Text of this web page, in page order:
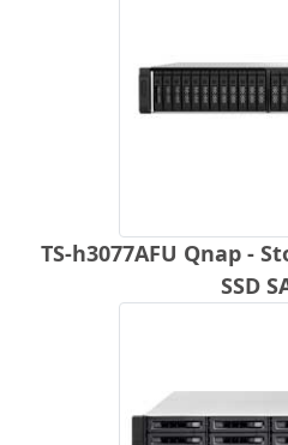
TS-h3077AFU Qnap -
SSD